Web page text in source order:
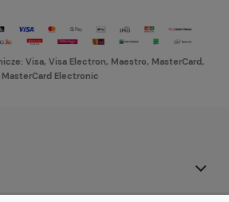
Visa, Visa Electron, Maestro, MasterCard,
MasterCard Electronic